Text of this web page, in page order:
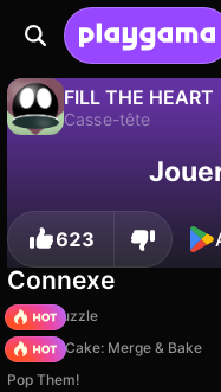
FILL THE HEART
Casse-tête
623
Connexe
Arrow Puzzle
Piece of Cake: Merge & Bake
Pop Them!